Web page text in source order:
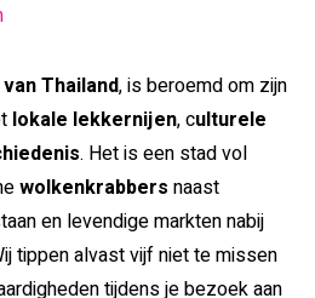
Thailand, is beroemd om zijn
lokale lekkernijen, culturele
. Het is een stad vol
wolkenkrabbers naast
en levendige markten nabij
tippen alvast vijf niet te missen
tijdens je bezoek aan